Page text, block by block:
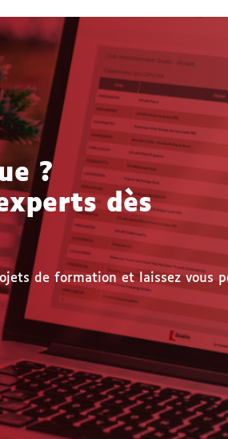
?
dès
de formation et laissez vous